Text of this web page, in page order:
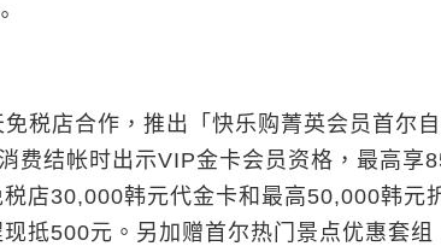
店合作，推出「快乐购菁英会员首尔自
费结帐时出示VIP金卡会员资格，最高享
店30,000韩元代金卡和最高50,000韩元
抵500元。另加赠首尔热门景点优惠套组